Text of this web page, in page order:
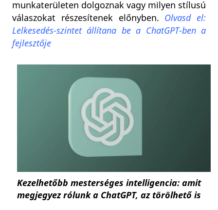
munkaterületen dolgoznak vagy milyen stílusú
válaszokat részesítenek előnyben. Olvasd el:
Lelkesedés-szintet állítana be a ChatGPT-ben a
fejlesztője
Kezelhetőbb mesterséges intelligencia: amit
megjegyez rólunk a ChatGPT, az törölhető is